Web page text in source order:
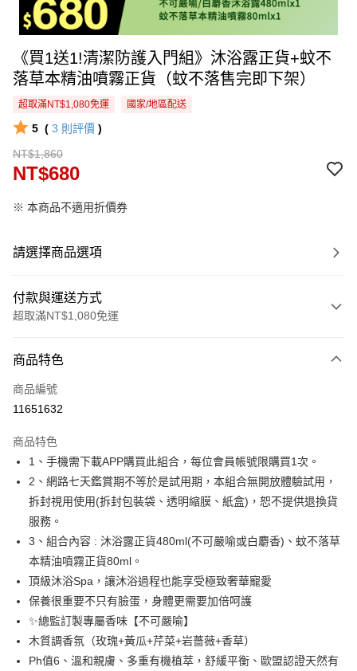
《買1送1!清潔防護入門組》沐浴露正貨+蚊不
落草本精油噴霧正貨（蚊不落售完即下架）
超取滿NT$1,080免運 國家/地區配送
5 ( 3 則評價 )
NT$1,860
NT$680
※ 本商品不適用折價券
請選擇商品選項
付款與運送方式
超取滿NT$1,080免運
信用卡一次付款
超商取貨付款
Apple Pay
悠遊付
Google Pay
AFTEE先享後付
相關說明
【關於「AFTEE先享後付」】
AFTEE先享後付是「在收到商品之後才付款」的支付方式。 讓您購物簡單
１．簡單：不需註冊會員、不需綁卡、不需儲值。
２．便利：只要手機號碼，簡訊認證，即可結帳。
３．安心：先確認商品／服務後，再付款。
ATM付款
運送方式
全家-取貨付款
商品特色
商品編號
11651632
商品特色
1、手機需下載APP購買此組合，每位會員帳號限購買1次。
2、網路七天鑑賞期不等於是試用期，本組合無開放體驗試用，
拆封視用使用(拆封包裝袋、透明縮膜、紙盒)，恕不提供退換貨
服務。
3、組合內容 : 沐浴露正貨480ml(不可嚴喻或白麝香)、蚊不落草
本精油噴霧正貨80ml。
頂級沐浴Spa，讓沐浴過程也能享受極致奢華寵愛
保養很重要不只有臉蛋，身體更需要加倍呵護
✨總監訂製專屬香味【不可嚴喻】
木質調香氛（玫瑰+黃瓜+芹菜+岩薔薇+香草）
Ph值6、溫和親膚、多重有機植萃，舒緩平衡、歐盟認證天然有